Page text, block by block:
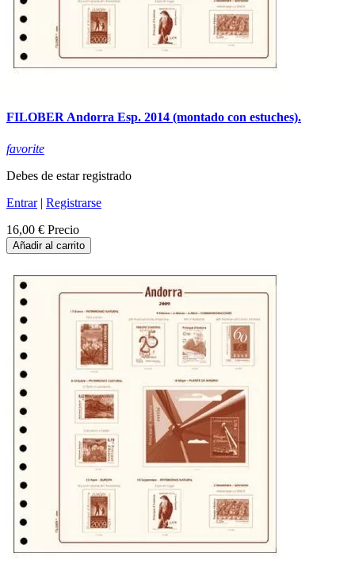
FILOBER Andorra Esp. 2014 (montado con estuches).
favorite
Debes de estar registrado
Entrar| Registrarse
16,00 € Precio
Añadir al carrito